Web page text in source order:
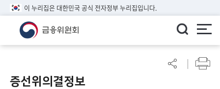
이 누리집은 대한민국 공식 전자정부 누리집입니다.
린
이알
증선위의결정보